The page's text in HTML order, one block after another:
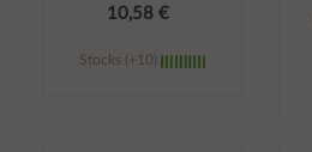
10,58 €
Stocks (+10)